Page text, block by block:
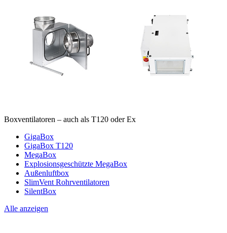
Boxventilatoren – auch als T120 oder Ex
GigaBox
GigaBox T120
MegaBox
Explosionsgeschützte MegaBox
Außenluftbox
SlimVent Rohrventilatoren
SilentBox
Alle anzeigen